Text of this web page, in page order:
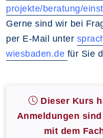
projekte/beratung/
Gerne sind wir bei
per E-Mail unter
wiesbaden.de für Sie
Dieser Kurs
Anmeldungen
mit dem